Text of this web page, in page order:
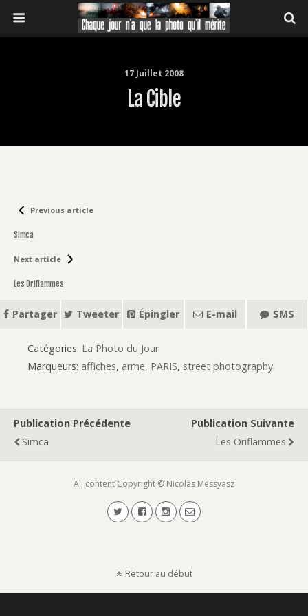
17 Juillet 2008
La Cible
Previous article
Simca
Next article
Les Oriflammes
Partager Tweeter Épingler E-mail SMS
Catégories: La Photo du Jour
Marqueurs: affiches, arme, PARIS, street photography
Publication Précédente
Simca
Publication Suivante
Les Oriflammes
All content Copyright © Nicolas Messyasz
Retour au début